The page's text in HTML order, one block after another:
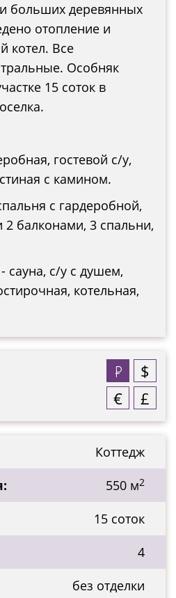
больших деревянных
отопление и
котел. Все
Особняк
15 соток в
гостевой с/у,
с камином.
с гардеробной,
балконами, 3 спальни,
сауна, с/у с душем,
котельная,
$
£
€
Коттедж
550 м2
15 соток
4
без отделки